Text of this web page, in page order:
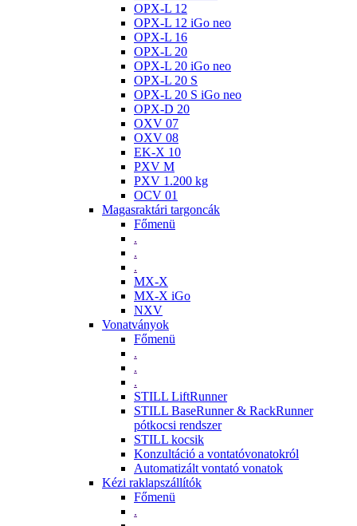
OPX-L 12
OPX-L 12 iGo neo
OPX-L 16
OPX-L 20
OPX-L 20 iGo neo
OPX-L 20 S
OPX-L 20 S iGo neo
OPX-D 20
OXV 07
OXV 08
EK-X 10
PXV M
PXV 1.200 kg
OCV 01
Magasraktári targoncák
Főmenü
.
.
.
MX-X
MX-X iGo
NXV
Vonatványok
Főmenü
.
.
.
STILL LiftRunner
STILL BaseRunner & RackRunner
pótkocsi rendszer
STILL kocsik
Konzultáció a vontatóvonatokról
Automatizált vontató vonatok
Kézi raklapszállítók
Főmenü
.